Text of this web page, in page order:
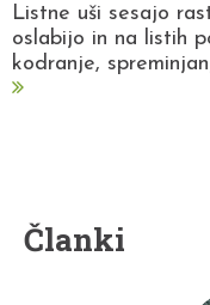
Listne uši sesajo
oslabijo in na listih
kodranje,
Članki